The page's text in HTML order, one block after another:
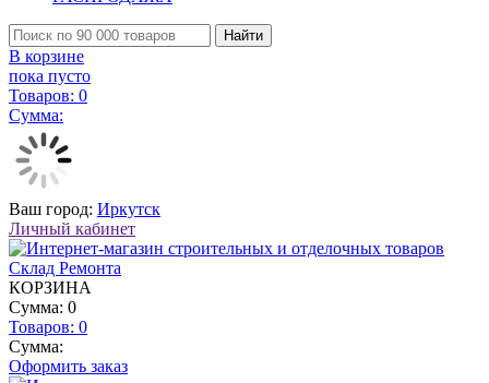
Найти
В корзине
пока пусто
Товаров: 0
Сумма:
Ваш город: Иркутск
Личный кабинет
КОРЗИНА
Сумма: 0
Товаров: 0
Сумма:
Оформить заказ